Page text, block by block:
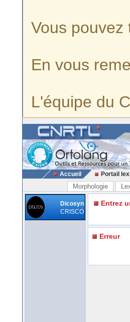
Vous
En vous
L'équipe du
Accueil Portail
Morphologie
Dicosyn
CRISCO
Entrez
Erreur